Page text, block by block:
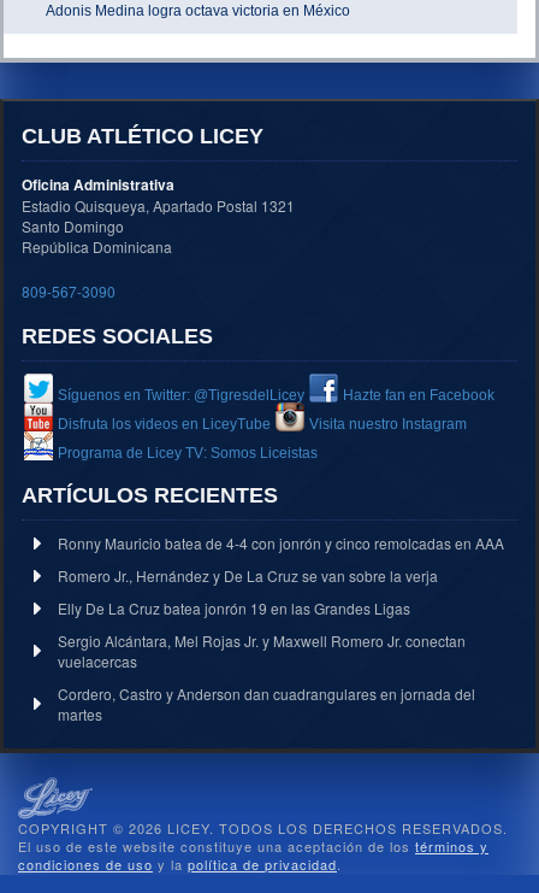
Adonis Medina logra octava victoria en México
CLUB ATLÉTICO LICEY
Oficina Administrativa
Estadio Quisqueya, Apartado Postal 1321
Santo Domingo
República Dominicana
809-567-3090
REDES SOCIALES
Síguenos en Twitter: @TigresdelLicey
Hazte fan en Facebook
Disfruta los videos en LiceyTube
Visita nuestro Instagram
Programa de Licey TV: Somos Liceistas
ARTÍCULOS RECIENTES
Ronny Mauricio batea de 4-4 con jonrón y cinco remolcadas en AAA
Romero Jr., Hernández y De La Cruz se van sobre la verja
Elly De La Cruz batea jonrón 19 en las Grandes Ligas
Sergio Alcántara, Mel Rojas Jr. y Maxwell Romero Jr. conectan
vuelacercas
Cordero, Castro y Anderson dan cuadrangulares en jornada del
martes
COPYRIGHT © 2026 LICEY. TODOS LOS DERECHOS RESERVADOS.
El uso de este website constituye una aceptación de los términos y
condiciones de uso y la política de privacidad